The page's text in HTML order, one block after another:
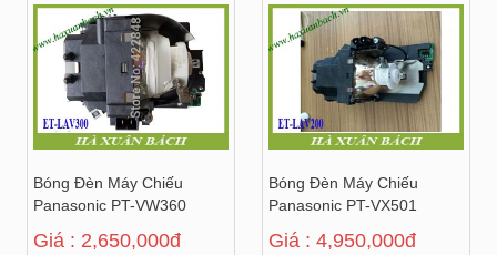
Bóng Đèn Máy Chiếu
Panasonic PT-VW360
Giá : 2,650,000đ
Bóng Đèn Máy Chiếu
Panasonic PT-VX501
Giá : 4,950,000đ